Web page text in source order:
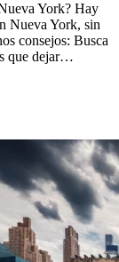
York? Hay
Nueva York, sin
consejos: Busca
que dejar…